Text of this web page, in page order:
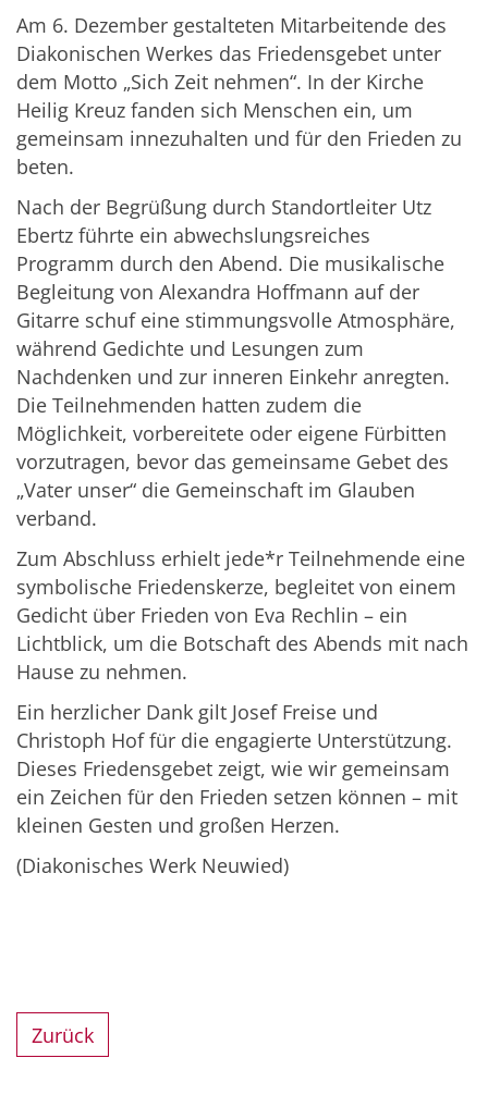
Am 6. Dezember gestalteten Mitarbeitende des
Diakonischen Werkes das Friedensgebet unter
dem Motto „Sich Zeit nehmen“. In der Kirche
Heilig Kreuz fanden sich Menschen ein, um
gemeinsam innezuhalten und für den Frieden zu
beten.
Nach der Begrüßung durch Standortleiter Utz
Ebertz führte ein abwechslungsreiches
Programm durch den Abend. Die musikalische
Begleitung von Alexandra Hoffmann auf der
Gitarre schuf eine stimmungsvolle Atmosphäre,
während Gedichte und Lesungen zum
Nachdenken und zur inneren Einkehr anregten.
Die Teilnehmenden hatten zudem die
Möglichkeit, vorbereitete oder eigene Fürbitten
vorzutragen, bevor das gemeinsame Gebet des
„Vater unser“ die Gemeinschaft im Glauben
verband.
Zum Abschluss erhielt jede*r Teilnehmende eine
symbolische Friedenskerze, begleitet von einem
Gedicht über Frieden von Eva Rechlin – ein
Lichtblick, um die Botschaft des Abends mit nach
Hause zu nehmen.
Ein herzlicher Dank gilt Josef Freise und
Christoph Hof für die engagierte Unterstützung.
Dieses Friedensgebet zeigt, wie wir gemeinsam
ein Zeichen für den Frieden setzen können – mit
kleinen Gesten und großen Herzen.
(Diakonisches Werk Neuwied)
Zurück